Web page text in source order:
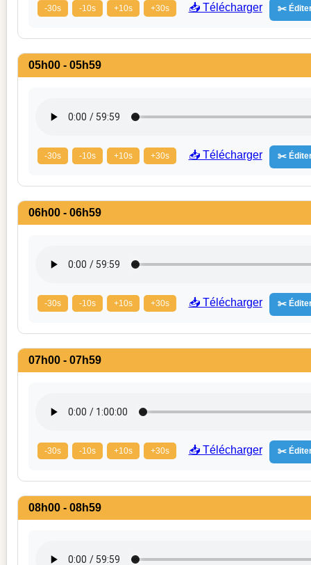
-30s -10s +10s +30s 📥 Télécharger ✂️
05h00 - 05h59
-30s -10s +10s +30s 📥 Télécharger ✂️
06h00 - 06h59
-30s -10s +10s +30s 📥 Télécharger ✂️
07h00 - 07h59
-30s -10s +10s +30s 📥 Télécharger ✂️
08h00 - 08h59